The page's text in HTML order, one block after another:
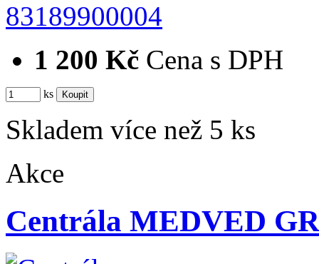
83189900004
1 200 Kč Cena s DPH
ks
Skladem více než 5 ks
Akce
Centrála MEDVED